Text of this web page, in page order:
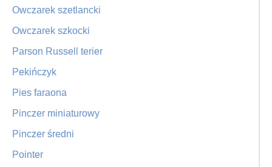
Owczarek szetlancki
Owczarek szkocki
Parson Russell terier
Pekińczyk
Pies faraona
Pinczer miniaturowy
Pinczer średni
Pointer